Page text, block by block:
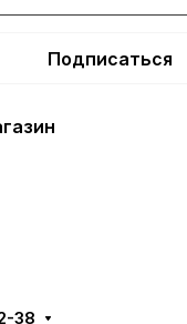
Подписаться
38